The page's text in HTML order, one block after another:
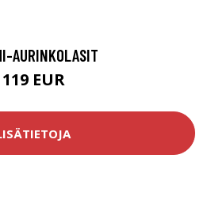
AURINKOLASIT
119 EUR